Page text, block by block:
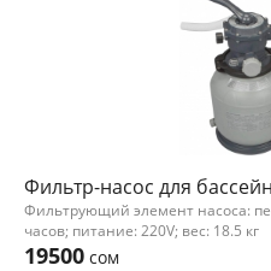
Фильтр-насос для
Фильтрующий элемент насоса:
часов; питание: 220V; вес: 18.5 кг
19500 сом